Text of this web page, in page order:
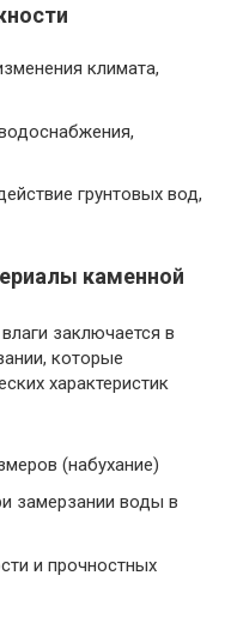
климата,
грунтовых вод,
каменной
заключается в
которые
характеристик
(набухание)
замерзании воды в
и прочностных